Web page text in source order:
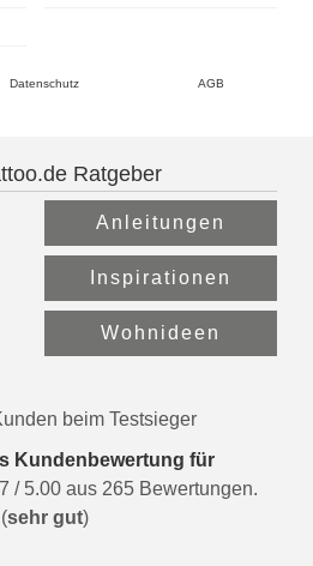
Datenschutz AGB
Ratgeber
Anleitungen
Inspirationen
Wohnideen
beim Testsieger
Kundenbewertung für
/ 5.00 aus 265 Bewertungen.
(sehr gut)